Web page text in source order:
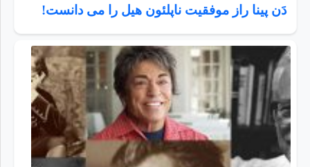
دَن پینا راز موفقیت ناپلئون هیل را می دانست!